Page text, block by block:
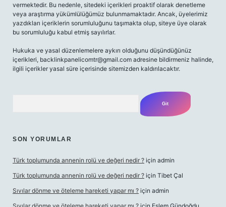
vermektedir. Bu nedenle, sitedeki içerikleri proaktif olarak denetleme
veya araştırma yükümlülüğümüz bulunmamaktadır. Ancak, üyelerimiz
yazdıkları içeriklerin sorumluluğunu taşımakta olup, siteye üye olarak
bu sorumluluğu kabul etmiş sayılırlar.
Hukuka ve yasal düzenlemelere aykırı olduğunu düşündüğünüz
içerikleri, backlinkpanelicomtr@gmail.com adresine bildirmeniz halinde,
ilgili içerikler yasal süre içerisinde sitemizden kaldırılacaktır.
SON YORUMLAR
Türk toplumunda annenin rolü ve değeri nedir ? için admin
Türk toplumunda annenin rolü ve değeri nedir ? için Tibet Çal
Sıvılar dönme ve öteleme hareketi yapar mı ? için admin